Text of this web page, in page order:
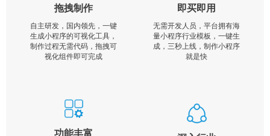
拖拽制作
自主研发，国内领先，一键
生成小程序的可视化工具，
制作过程无需代码，拖拽可
视化组件即可完成
即买即用
无需开发人员，平台拥有海
量小程序行业模板，一键生
成，三秒上线，制作小程序
就是快
功能丰富